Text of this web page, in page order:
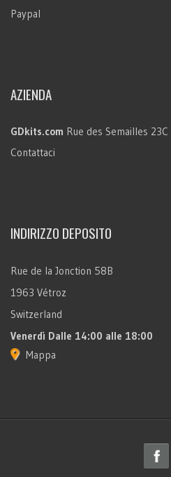
Paypal
AZIENDA
GDkits.com Rue des Semailles 23C
Contattaci
INDIRIZZO DEPOSITO
Rue de la Jonction 58B
1963 Vétroz
Switzerland
Venerdì Dalle 14:00 alle 18:00
Mappa